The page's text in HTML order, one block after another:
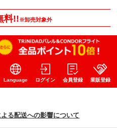
料!!※卸売対象外
Language ログイン 会員登録 業販登録
る配送への影響について